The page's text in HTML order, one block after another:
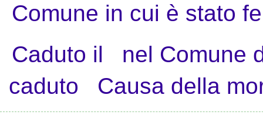
Comune in cui è stato
Caduto il
nel Comune
caduto
Causa della